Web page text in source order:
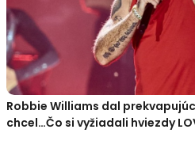
Robbie Williams dal
chcel…Čo si vyžiadali hviezdy